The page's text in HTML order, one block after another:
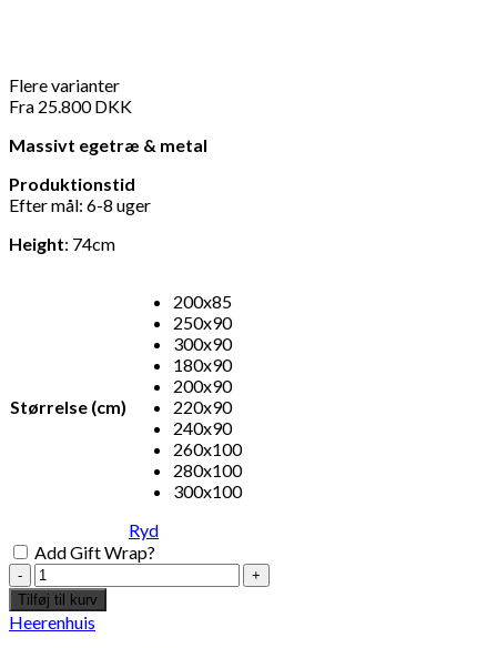
Flere varianter
Fra 25.800DKK
Massivt egetræ & metal
Produktionstid
Efter mål: 6-8 uger
Height: 74cm
Størrelse (cm)
200x85
250x90
300x90
180x90
200x90
220x90
240x90
260x100
280x100
300x100
Ryd
Add Gift Wrap?
Mesa
nero
bord
antal
Tilføj til kurv
Heerenhuis